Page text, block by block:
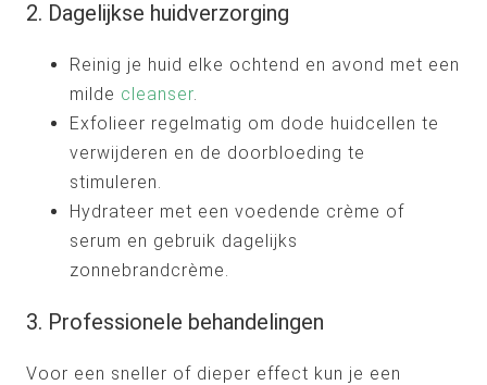
2. Dagelijkse huidverzorging
Reinig je huid elke ochtend en avond met een
milde cleanser.
Exfolieer regelmatig om dode huidcellen te
verwijderen en de doorbloeding te
stimuleren.
Hydrateer met een voedende crème of
serum en gebruik dagelijks
zonnebrandcrème.
3. Professionele behandelingen
Voor een sneller of dieper effect kun je een